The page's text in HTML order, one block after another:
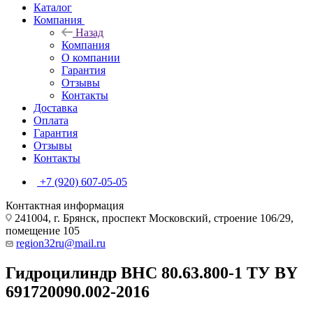
Каталог
Компания
Назад
Компания
О компании
Гарантия
Отзывы
Контакты
Доставка
Оплата
Гарантия
Отзывы
Контакты
+7 (920) 607-05-05
Контактная информация
241004, г. Брянск, проспект Московский, строение 106/29,
помещение 105
region32ru@mail.ru
Гидроцилиндр ВНС 80.63.800-1 ТУ BY
691720090.002-2016